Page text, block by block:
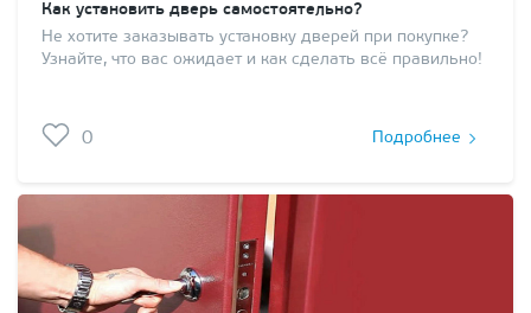
Как установить дверь самостоятельно?
Не хотите заказывать установку дверей при покупке?
Узнайте, что вас ожидает и как сделать всё правильно!
0 Подробнее